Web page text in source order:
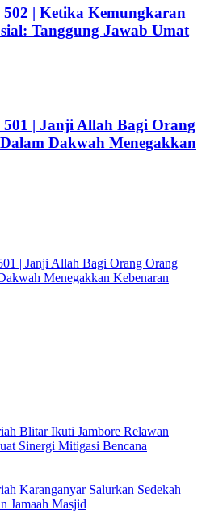
| Ketika Kemungkaran
Tanggung Jawab Umat
| Janji Allah Bagi Orang
Dakwah Menegakkan
| Janji Allah Bagi Orang Orang
Menegakkan Kebenaran
Blitar Ikuti Jambore Relawan
Sinergi Mitigasi Bencana
Karanganyar Salurkan Sedekah
Jamaah Masjid